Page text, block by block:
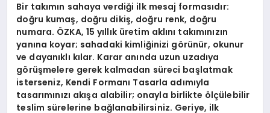
Bir takımın sahaya verdiği ilk mesaj formasıdır:
doğru kumaş, doğru dikiş, doğru renk, doğru
numara. ÖZKA, 15 yıllık üretim aklını takımınızın
yanına koyar; sahadaki kimliğinizi görünür, okunur
ve dayanıklı kılar. Karar anında uzun uzadıya
görüşmelere gerek kalmadan süreci başlatmak
isterseniz, Kendi Formanı Tasarla adımıyla
tasarımınızı akışa alabilir; onayla birlikte ölçülebilir
teslim sürelerine bağlanabilirsiniz. Geriye, ilk